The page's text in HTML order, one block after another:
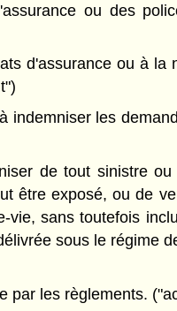
ou des
d'assurance ou à
indemniser les
de tout sinistre
être exposé, ou de
sans toutefois
sous le régime
par les règlements.